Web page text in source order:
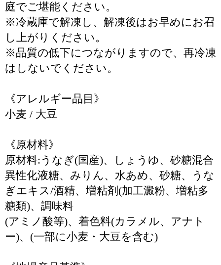
庭でご堪能ください。
※冷蔵庫で解凍し、解凍後はお早めにお召
し上がりください。
※品質の低下につながりますので、再冷凍
はしないでください。
《アレルギー品目》
小麦 / 大豆
《原材料》
原材料:うなぎ(国産)、しょうゆ、砂糖混合
異性化液糖、みりん、水あめ、砂糖、うな
ぎエキス/酒精、増粘剤(加工澱粉、増粘多
糖類)、調味料
(アミノ酸等)、着色料(カラメル、アナト
ー)、(一部に小麦・大豆を含む)